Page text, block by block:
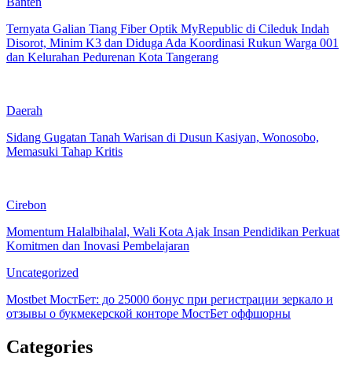
Ternyata Galian Tiang Fiber Optik MyRepublic di Cileduk Indah
Disorot, Minim K3 dan Diduga Ada Koordinasi Rukun Warga 001
dan Kelurahan Pedurenan Kota Tangerang
Daerah
Sidang Gugatan Tanah Warisan di Dusun Kasiyan, Wonosobo,
Memasuki Tahap Kritis
Cirebon
Momentum Halalbihalal, Wali Kota Ajak Insan Pendidikan Perkuat
Komitmen dan Inovasi Pembelajaran
Uncategorized
Mostbet МостБет: до 25000 бонус при регистрации зеркало и
отзывы о букмекерской конторе МостБет оффшорны
Categories